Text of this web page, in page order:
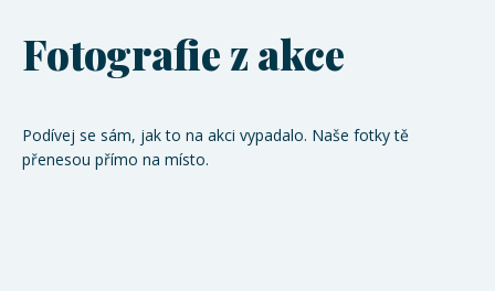
Fotografie z akce
Podívej se sám, jak to na akci vypadalo. Naše fotky tě
přenesou přímo na místo.